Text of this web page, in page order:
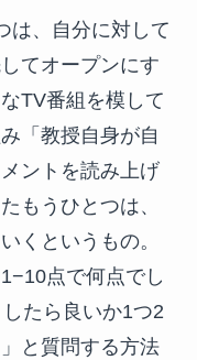
は、自分に対して
てオープンにす
TV番組を模して
「教授自身が自
ントを読み上げ
もうひとつは、
くというもの。
点で何点でし
たら良いか1つ2
と質問する方法